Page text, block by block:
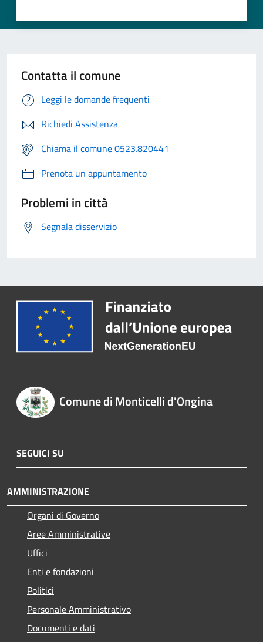
Contatta il comune
Leggi le domande frequenti
Richiedi Assistenza
Chiama il comune 0523.820441
Prenota un appuntamento
Problemi in città
Segnala disservizio
Comune di Monticelli d'Ongina
SEGUICI SU
AMMINISTRAZIONE
Organi di Governo
Aree Amministrative
Uffici
Enti e fondazioni
Politici
Personale Amministrativo
Documenti e dati